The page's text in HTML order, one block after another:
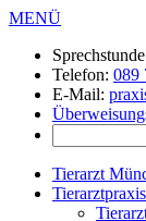
MENÜ
Telefon: 089
E-Mail:
Tierarzt
Tierarztpraxis